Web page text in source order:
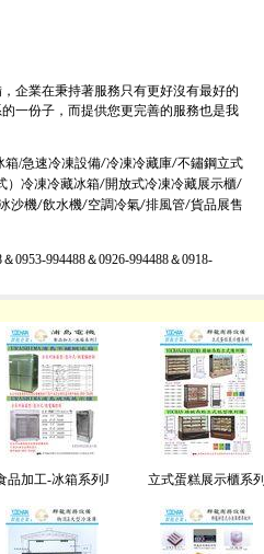
企業在秉持著服務只有更好沒有最好的
一份子，而提供您更完善的服務也是我
/急速冷凍設備/冷凍冷藏庫/不鏽鋼立式
）冷凍冷藏冰箱/開放式冷凍冷藏展示櫃/
沙機/飲水機/空調冷氣/排風管/貨品展售
0953-994488＆0926-994488＆0918-
品加工-冰箱系列J 立式蛋糕展示櫃系列